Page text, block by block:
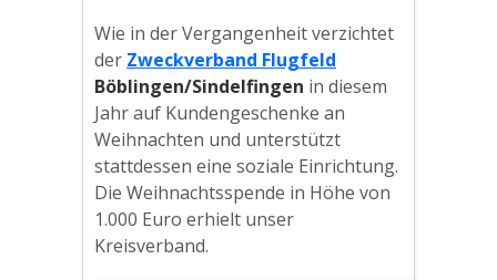
Wie in der Vergangenheit verzichtet
der Zweckverband Flugfeld
Böblingen/Sindelfingen in diesem
Jahr auf Kundengeschenke an
Weihnachten und unterstützt
stattdessen eine soziale Einrichtung.
Die Weihnachtsspende in Höhe von
1.000 Euro erhielt unser
Kreisverband.